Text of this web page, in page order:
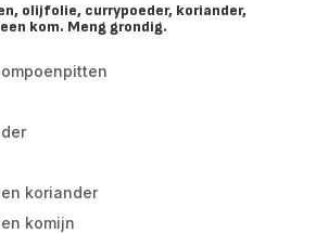
olijfolie, currypoeder, koriander,
kom. Meng grondig.
koriander
komijn